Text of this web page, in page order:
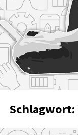
Schlagwort: